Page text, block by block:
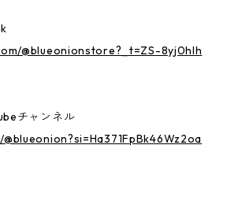
@blueonionstore?_t=ZS-8yj0hlh
チャンネル